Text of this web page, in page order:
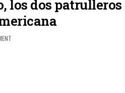
los dos patrulleros
ON